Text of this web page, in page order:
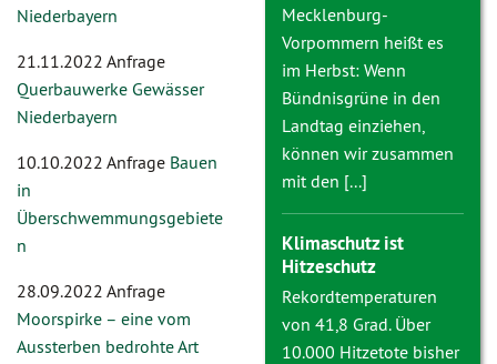
Niederbayern
21.11.2022 Anfrage
Querbauwerke Gewässer
Niederbayern
10.10.2022 Anfrage Bauen
in
Überschwemmungsgebiete
n
28.09.2022 Anfrage
Moorspirke – eine vom
Aussterben bedrohte Art
Mecklenburg-
Vorpommern heißt es
im Herbst: Wenn
Bündnisgrüne in den
Landtag einziehen,
können wir zusammen
mit den [...]
Klimaschutz ist
Hitzeschutz
Rekordtemperaturen
von 41,8 Grad. Über
10.000 Hitzetote bisher